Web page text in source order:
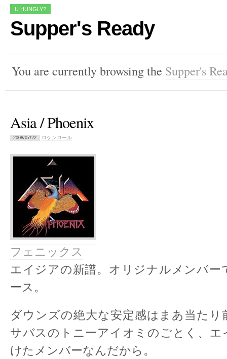
U HUNGLY?
Supper's Ready
You are currently browsing the Supper's
Asia / Phoenix
2008/07/22 ロケンロール
フェニックス
エイジアの新譜。オリジナルメンバー
ース。
ダウンズの絶大な安定感はまあ当たり
サバスのトニーアイオミのごとく、エ
けたメンバーなんだから。